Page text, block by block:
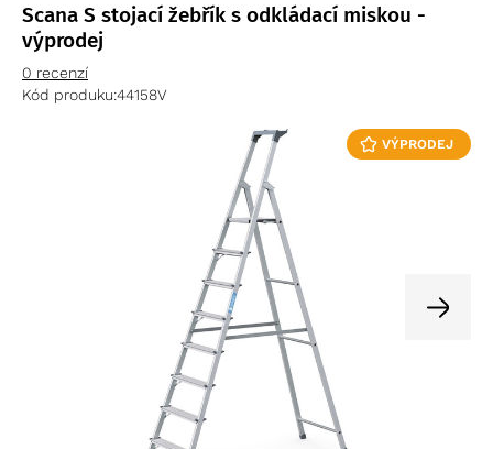
Scana S stojací žebřík s odkládací miskou -
výprodej
0 recenzí
Kód produku:44158V
VÝPRODEJ